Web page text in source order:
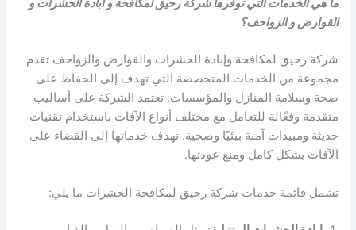
ما هي الخدمات التي توفرها شركة رحيق لمكافحة و ابادة الحشرات و
القوارض و الزواحف؟
شركة رحيق لمكافحة وإبادة الحشرات والقوارض والزواحف تقدم
مجموعة من الخدمات المتخصصة التي تهدف إلى الحفاظ على
صحة وسلامة المنازل والمؤسسات. تعتمد الشركة على أساليب
متقدمة وفعّالة للتعامل مع مختلف أنواع الآفات باستخدام تقنيات
حديثة ومبيدات آمنة بيئيًا وصحية. تهدف خدماتها إلى القضاء على
الآفات بشكل كامل ومنع عودتها.
تشمل قائمة خدمات شركة رحيق لمكافحة الحشرات ما يلي: